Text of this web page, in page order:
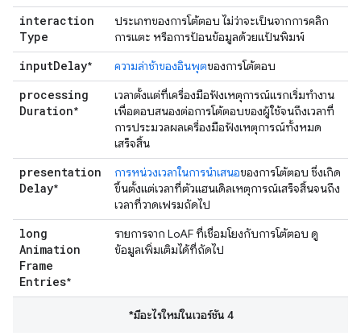
interaction
Type
ประเภทของการโต้ตอบ ไม่ว่าจะเป็นจากการคลิก
การแตะ หรือการป้อนข้อมูลด้วยแป้นพิมพ์
inputDelay* ความล่าช้าของอินพุตของการโต้ตอบ
processing
Duration*
เวลาตั้งแต่ที่เครื่องมือฟังเหตุการณ์แรกเริ่มทํางาน
เพื่อตอบสนองต่อการโต้ตอบของผู้ใช้จนถึงเวลาที่
การประมวลผลเครื่องมือฟังเหตุการณ์ทั้งหมด
เสร็จสิ้น
presentation
Delay*
การหน่วงเวลาในการนำเสนอของการโต้ตอบ ซึ่งเกิด
ขึ้นตั้งแต่เวลาที่ตัวแฮนเดิลเหตุการณ์เสร็จสิ้นจนถึง
เวลาที่วาดเฟรมถัดไป
long
Animation
Frame
Entries*
รายการจาก LoAF ที่เชื่อมโยงกับการโต้ตอบ ดู
ข้อมูลเพิ่มเติมได้ที่ถัดไป
*มีอะไรใหม่ในเวอร์ชัน 4